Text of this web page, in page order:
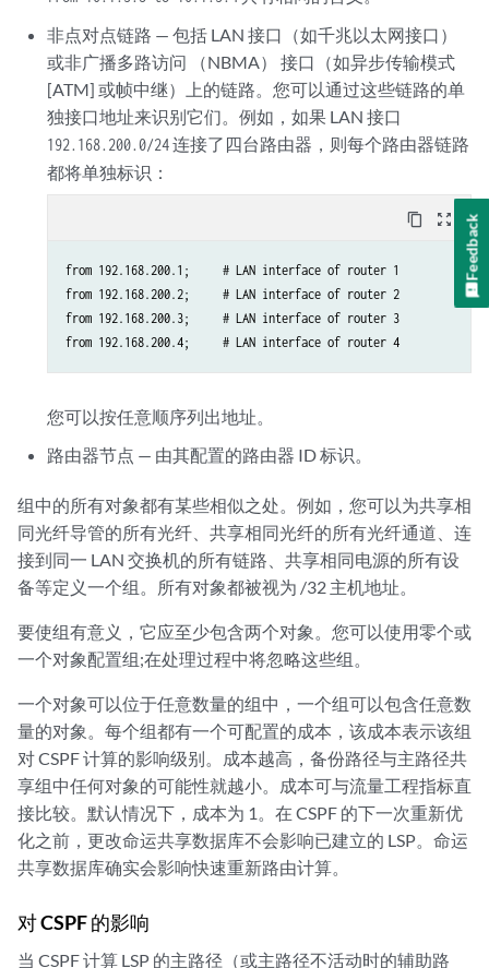
非点对点链路 — 包括 LAN 接口（如千兆以太网接口）
或非广播多路访问 （NBMA） 接口（如异步传输模式
[ATM] 或帧中继）上的链路。您可以通过这些链路的单
独接口地址来识别它们。例如，如果 LAN 接口
192.168.200.0/24连接了四台路由器，则每个路由器链路
都将单独标识：
content_copy zoom_out_map
from 192.168.200.1;     # LAN interface of router 1
from 192.168.200.2;     # LAN interface of router 2
from 192.168.200.3;     # LAN interface of router 3
您可以按任意顺序列出地址。
路由器节点 — 由其配置的路由器 ID 标识。
组中的所有对象都有某些相似之处。例如，您可以为共享相
同光纤导管的所有光纤、共享相同光纤的所有光纤通道、连
接到同一 LAN 交换机的所有链路、共享相同电源的所有设
备等定义一个组。所有对象都被视为 /32 主机地址。
要使组有意义，它应至少包含两个对象。您可以使用零个或
一个对象配置组;在处理过程中将忽略这些组。
一个对象可以位于任意数量的组中，一个组可以包含任意数
量的对象。每个组都有一个可配置的成本，该成本表示该组
对 CSPF 计算的影响级别。成本越高，备份路径与主路径共
享组中任何对象的可能性就越小。成本可与流量工程指标直
接比较。默认情况下，成本为 1。在 CSPF 的下一次重新优
化之前，更改命运共享数据库不会影响已建立的 LSP。命运
共享数据库确实会影响快速重新路由计算。
对 CSPF 的影响
当 CSPF 计算 LSP 的主路径（或主路径不活动时的辅助路
Feedback